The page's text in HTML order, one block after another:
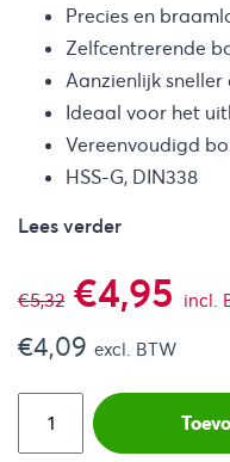
Precies en
Zelfcentrerende
Aanzienlijk
Ideaal voor het
Vereenvoudigd
HSS-G, DIN338
Lees verder
€5,32
prijs
was:
€4,95
prijs
is:
incl.
€4,09 excl. BTW